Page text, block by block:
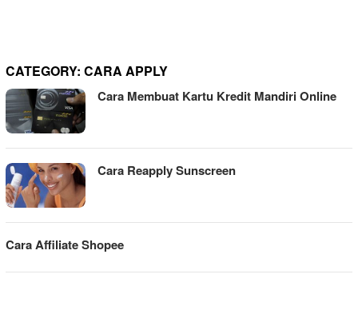
CATEGORY: CARA APPLY
Cara Membuat Kartu Kredit Mandiri Online
Cara Reapply Sunscreen
Cara Affiliate Shopee